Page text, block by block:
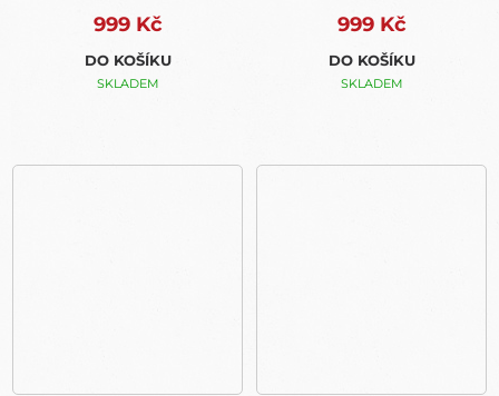
999 Kč
DO KOŠÍKU
SKLADEM
999 Kč
DO KOŠÍKU
SKLADEM